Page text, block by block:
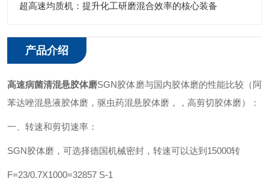
超高速均质机：提升化工研磨混合效率的核心装备
产品介绍
高速病菌清混悬胶体磨SGN胶体磨与国内胶体磨的性能比较（阿
苯达唑混悬液胶体磨，驱虫药混悬胶体磨，，高剪切胶体磨）：
一、转速和剪切速率：
SGN胶体磨，可选择德国机械密封，转速可以达到15000转
F=23/0.7X1000=32857 S-1